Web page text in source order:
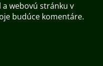
webovú stránku v
budúce komentáre.